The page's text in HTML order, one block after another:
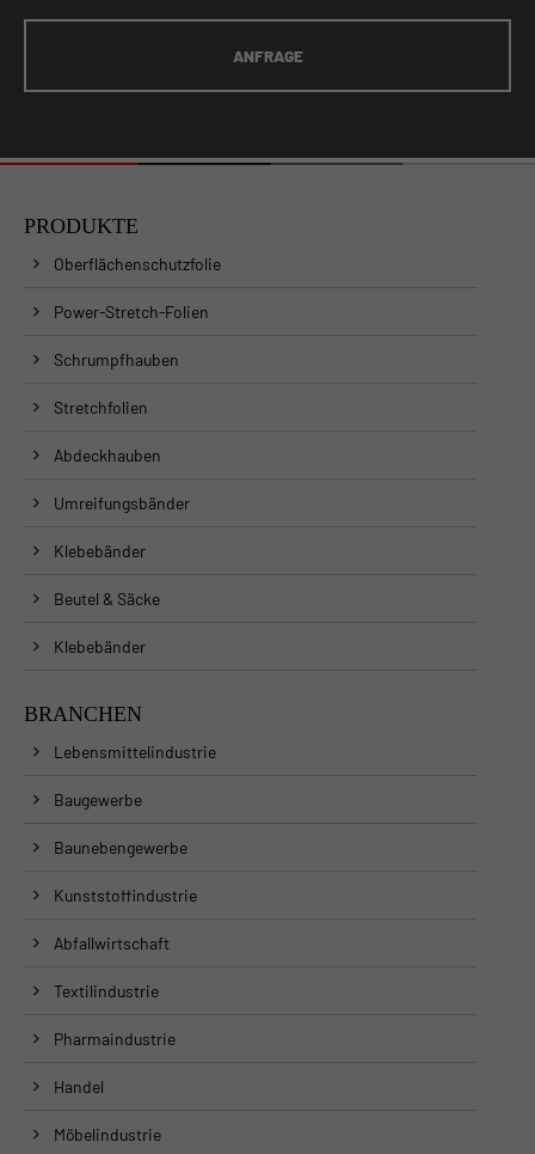
ANFRAGE
PRODUKTE
Oberflächenschutzfolie
Power-Stretch-Folien
Schrumpfhauben
Stretchfolien
Abdeckhauben
Umreifungsbänder
Klebebänder
Beutel & Säcke
Klebebänder
BRANCHEN
Lebensmittelindustrie
Baugewerbe
Baunebengewerbe
Kunststoffindustrie
Abfallwirtschaft
Textilindustrie
Pharmaindustrie
Handel
Möbelindustrie